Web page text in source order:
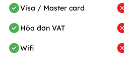
Visa / Master card
Hóa đơn VAT
Wifi